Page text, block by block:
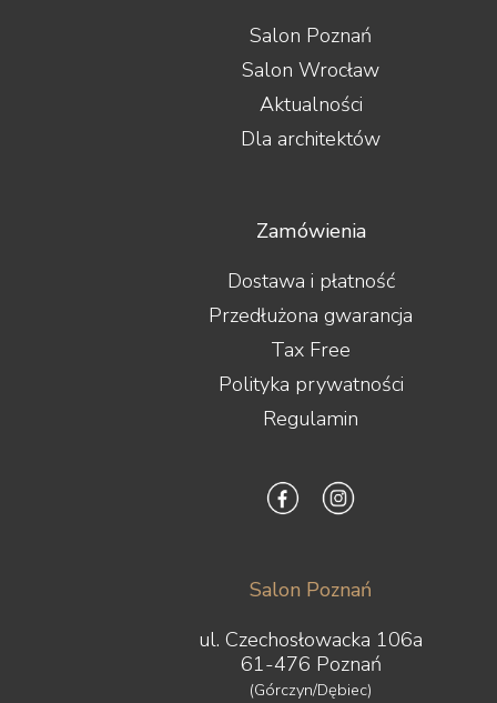
Salon Poznań
Salon Wrocław
Aktualności
Dla architektów
Zamówienia
Dostawa i płatność
Przedłużona gwarancja
Tax Free
Polityka prywatności
Regulamin
Salon Poznań
ul. Czechosłowacka 106a
61-476 Poznań
(Górczyn/Dębiec)